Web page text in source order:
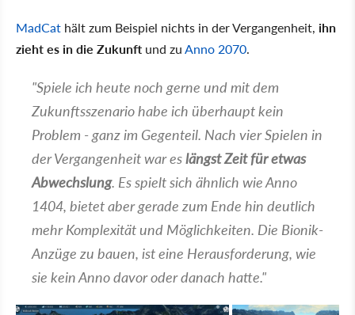
MadCat hält zum Beispiel nichts in der Vergangenheit, ihn
zieht es in die Zukunft und zuAnno 2070.
"Spiele ich heute noch gerne und mit dem
Zukunftsszenario habe ich überhaupt kein
Problem - ganz im Gegenteil. Nach vier Spielen in
der Vergangenheit war eslängst Zeit für etwas
Abwechslung. Es spielt sich ähnlich wie Anno
1404, bietet aber gerade zum Ende hin deutlich
mehr Komplexität und Möglichkeiten. Die Bionik-
Anzüge zu bauen, ist eine Herausforderung, wie
sie kein Anno davor oder danach hatte."